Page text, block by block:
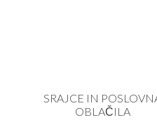
SRAJCE IN
OBLAČILA